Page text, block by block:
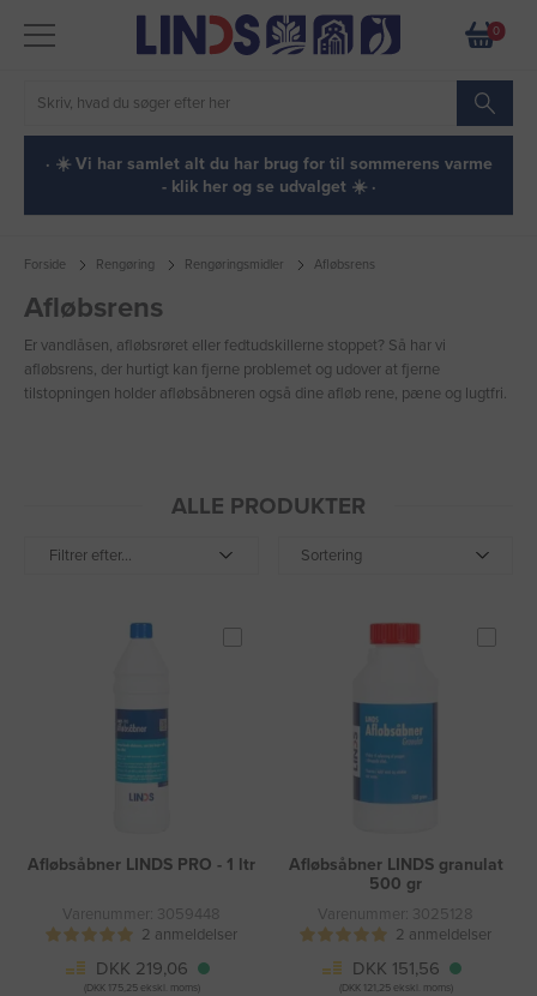
0
· ☀️ Vi har samlet alt du har brug for til sommerens varme
- klik her og se udvalget ☀️ ·
Forside Rengøring Rengøringsmidler Afløbsrens
Afløbsrens
Er vandlåsen, afløbsrøret eller fedtudskillerne stoppet? Så har vi
afløbsrens, der hurtigt kan fjerne problemet og udover at fjerne
tilstopningen holder afløbsåbneren også dine afløb rene, pæne og lugtfri.
ALLE PRODUKTER
Filtrer efter... Sortering
Afløbsåbner LINDS PRO - 1 ltr
Varenummer: 3059448
2 anmeldelser
DKK 219,06
(DKK 175,25 ekskl. moms)
Afløbsåbner LINDS granulat
500 gr
Varenummer: 3025128
2 anmeldelser
DKK 151,56
(DKK 121,25 ekskl. moms)